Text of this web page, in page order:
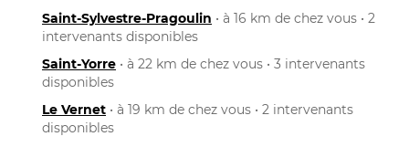
Saint-Sylvestre-Pragoulin • à 16 km de chez vous • 2
intervenants disponibles
Saint-Yorre • à 22 km de chez vous • 3 intervenants
disponibles
Le Vernet • à 19 km de chez vous • 2 intervenants
disponibles